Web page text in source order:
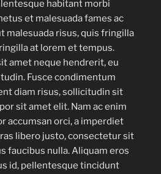
habitant morbi
et malesuada fames ac
malesuada risus, quis fringilla
at lorem et tempus.
amet neque hendrerit, eu
Fusce condimentum
diam risus, sollicitudin sit
sit amet elit. Nam ac enim
accumsan orci, a imperdiet
libero justo, consectetur sit
faucibus nulla. Aliquam eros
id, pellentesque tincidunt